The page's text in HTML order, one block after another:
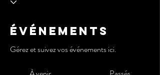
Événements
Gérez et suivez vos événements ici.